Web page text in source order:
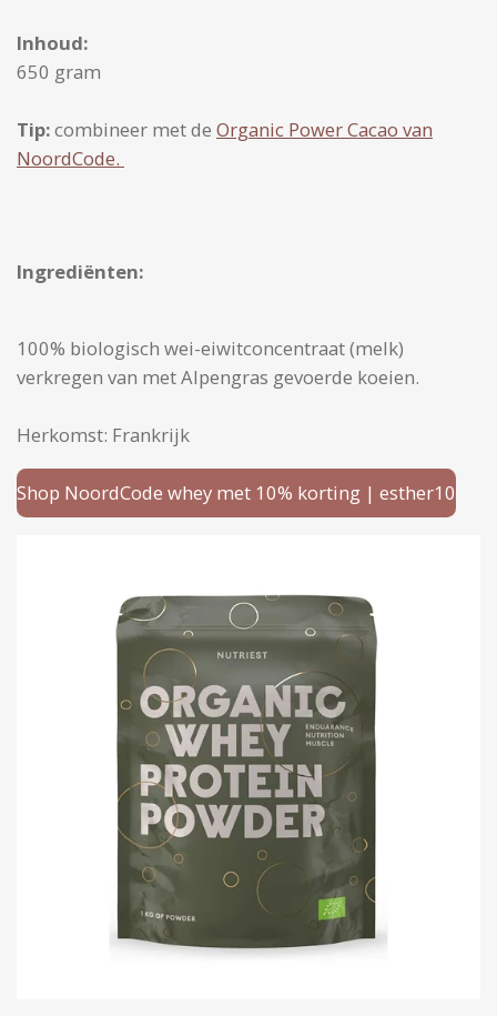
Inhoud:
650 gram
Tip:combineer met de Organic Power Cacao van
NoordCode.
Ingrediënten:
100% biologisch wei-eiwitconcentraat (melk)
verkregen van met Alpengras gevoerde koeien.
Herkomst: Frankrijk
Shop NoordCode whey met 10% korting | esther10